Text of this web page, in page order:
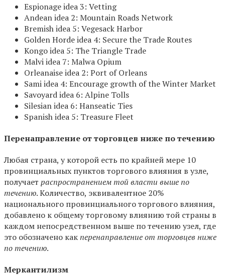
Espionage idea 3: Vetting
Andean idea 2: Mountain Roads Network
Bremish idea 5: Vegesack Harbor
Golden Horde idea 4: Secure the Trade Routes
Kongo idea 5: The Triangle Trade
Malvi idea 7: Malwa Opium
Orleanaise idea 2: Port of Orleans
Sami idea 4: Encourage growth of the Winter Market
Savoyard idea 6: Alpine Tolls
Silesian idea 6: Hanseatic Ties
Spanish idea 5: Treasure Fleet
Перенаправление от торговцев ниже по течению
Любая страна, у которой есть по крайней мере 10
провинциальных пунктов торгового влияния в узле,
получает распространением той власти выше по
течению. Количество, эквивалентное 20%
национального провинциального торгового влияния,
добавлено к общему торговому влиянию той страны в
каждом непосредственном выше по течению узел, где
это обозначено какперенаправление от торговцев ниже
по течению.
Меркантилизм